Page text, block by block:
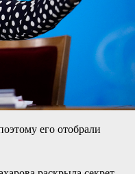
его отобрали